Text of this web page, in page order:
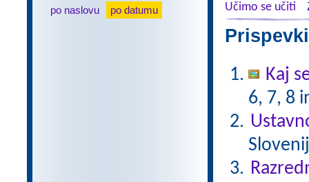
po naslovu
po datumu
Učimo se učiti
Kaj
6, 7, 8